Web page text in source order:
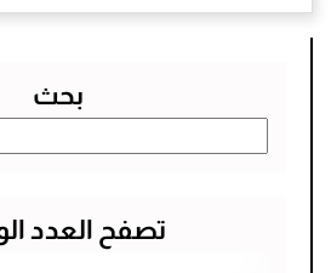
بحث
عن:
تصفح العدد